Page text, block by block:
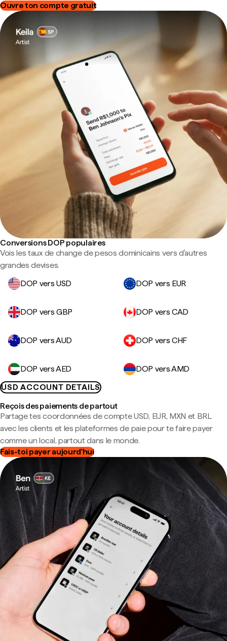
Ouvre ton compte gratuit
Conversions DOP populaires
Vois les taux de change de pesos dominicains vers d'autres
grandes devises.
DOP vers USD
DOP vers EUR
DOP vers GBP DOP vers CAD
DOP vers AUD DOP vers CHF
DOP vers AED
DOP vers AMD
USD ACCOUNT DETAILS
Reçois des paiements de partout
Partage tes coordonnées de compte USD, EUR, MXN et BRL
avec les clients et les plateformes de paie pour te faire payer
comme un local, partout dans le monde.
Fais-toi payer aujourd'hui